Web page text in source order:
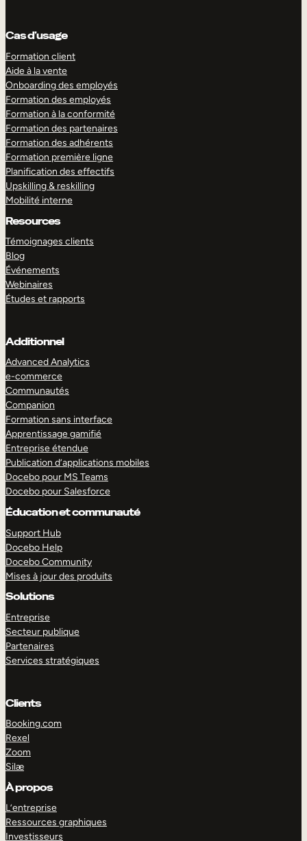
Cas d’usage
Formation client
Aide à la vente
Onboarding des employés
Formation des employés
Formation à la conformité
Formation des partenaires
Formation des adhérents
Formation première ligne
Planification des effectifs
Upskilling & reskilling
Mobilité interne
Resources
Témoignages clients
Blog
Événements
Webinaires
Études et rapports
Additionnel
Advanced Analytics
e-commerce
Communautés
Companion
Formation sans interface
Apprentissage gamifié
Entreprise étendue
Publication d’applications mobiles
Docebo pour MS Teams
Docebo pour Salesforce
Éducation et communauté
Support Hub
Docebo Help
Docebo Community
Mises à jour des produits
Solutions
Entreprise
Secteur publique
Partenaires
Services stratégiques
Clients
Booking.com
Rexel
Zoom
Silæ
À propos
L’entreprise
Ressources graphiques
Investisseurs